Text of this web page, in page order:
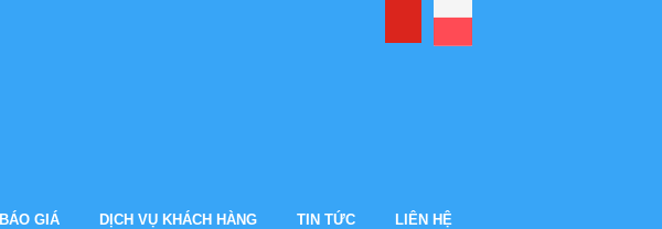
BÁO GIÁ DỊCH VỤ KHÁCH HÀNG TIN TỨC LIÊN HỆ